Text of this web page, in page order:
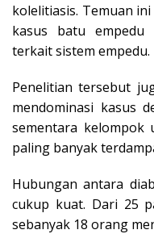
kolelitiasis. Temuan
kasus batu empedu
terkait sistem empedu.
Penelitian tersebut
mendominasi kasus
sementara kelompok
paling banyak
Hubungan antara
cukup kuat. Dari 25
sebanyak 18 orang